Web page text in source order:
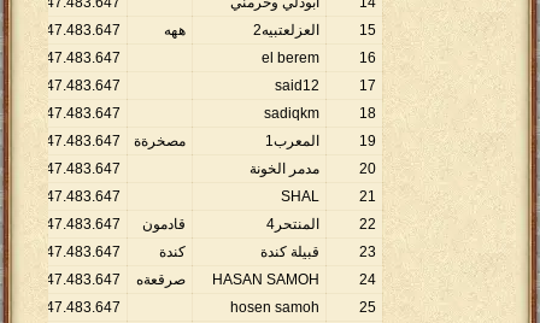
15
العزلعتبيه2 ههه 147.483.647
1
16
el berem
2 147.483.647
17
said12
147.483.647
1
18
sadiqkm
147.483.647
1
19
المعرب1 مصخرةة 147.483.647
20
مدمر الخونة 2 147.483.647
21
SHAL
147.483.647
22
المنتحر4 قادمون 2 147.483.647
23
قبيلة كندة كندة 147.483.647
24
HASAN SAMOH صرقعةه 147.483.647
25
hosen samoh
147.483.647